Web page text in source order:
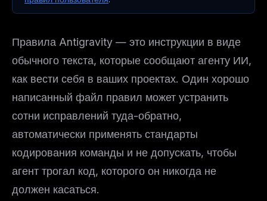
Правила Antigravity — это инструкции в виде
обычного текста, которые сообщают агенту ИИ,
как вести себя в ваших проектах. Один хорошо
написанный файл правил может устранить
сотни исправлений туда-обратно,
автоматически применять стандарты
кодирования команды и не допускать, чтобы
агент трогал код, которого он никогда не
должен касаться.